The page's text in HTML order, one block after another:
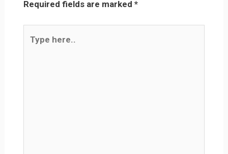
Required fields are marked *